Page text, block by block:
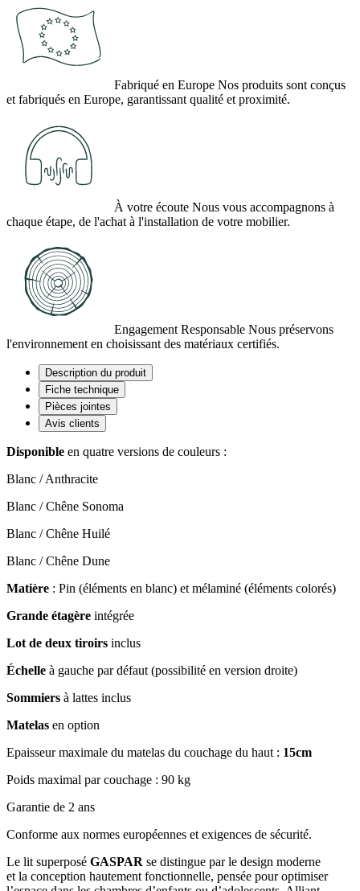
Fabriqué en Europe Nos produits sont conçus
et fabriqués en Europe, garantissant qualité et proximité.
À votre écoute Nous vous accompagnons à
chaque étape, de l'achat à l'installation de votre mobilier.
Engagement Responsable Nous préservons
l'environnement en choisissant des matériaux certifiés.
Description du produit
Fiche technique
Pièces jointes
Avis clients
Disponible en quatre versions de couleurs :
Blanc / Anthracite
Blanc / Chêne Sonoma
Blanc / Chêne Huilé
Blanc / Chêne Dune
Matière : Pin (éléments en blanc) et mélaminé (éléments colorés)
Grande étagère intégrée
Lot de deux tiroirs inclus
Échelle à gauche par défaut (possibilité en version droite)
Sommiers à lattes inclus
Matelas en option
Epaisseur maximale du matelas du couchage du haut : 15cm
Poids maximal par couchage : 90 kg
Garantie de 2 ans
Conforme aux normes européennes et exigences de sécurité.
Le lit superposé GASPAR se distingue par le design moderne
et la conception hautement fonctionnelle, pensée pour optimiser